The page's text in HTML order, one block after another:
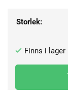
Storlek: